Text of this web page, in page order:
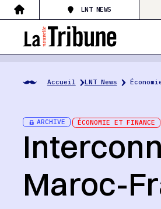
LNT NEWS
Accueil LNT News
ARCHIVE ÉCONOMIE ET FINANCE
Maroc-